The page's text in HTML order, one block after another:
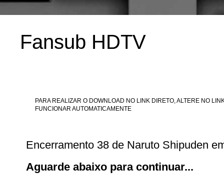
Fansub HDTV
PARA REALIZAR O DOWNLOAD NO LINK DIRETO, ALTERE NO
FUNCIONAR AUTOMATICAMENTE
Encerramento 38 de Naruto Shipuden
Aguarde abaixo para continuar...